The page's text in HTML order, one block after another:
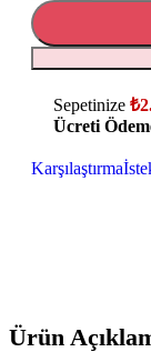
Sepetinize ₺
Ücreti
Karşılaştırma
Ürün